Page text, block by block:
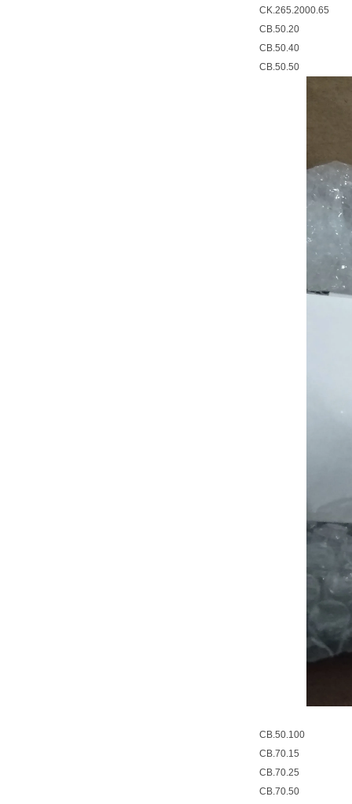
CK.265.2000.65
CB.50.20
CB.50.40
CB.50.50
CB.50.100
CB.70.15
CB.70.25
CB.70.50